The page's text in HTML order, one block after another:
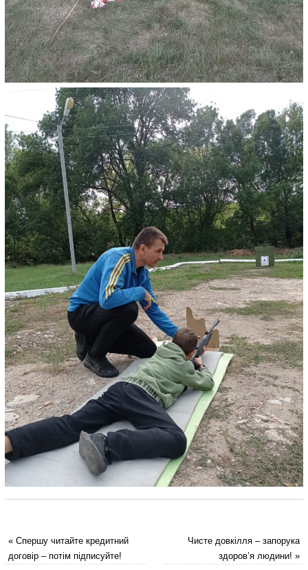
«Спершу читайте кредитний
договір – потім підписуйте!
Чисте довкілля – запорука
здоров’я людини!»